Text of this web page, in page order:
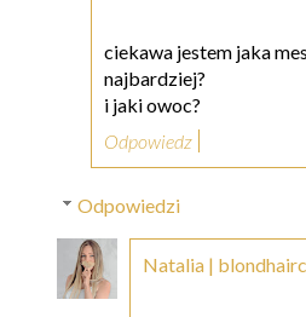
ciekawa jestem jaka
najbardziej?
i jaki owoc?
Odpowiedz
Odpowiedzi
Natalia |